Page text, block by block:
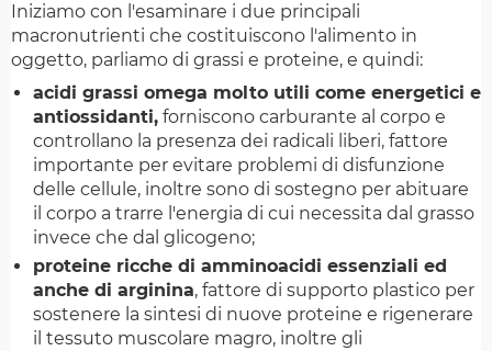
Iniziamo con l'esaminare i due principali
macronutrienti che costituiscono l'alimento in
oggetto, parliamo di grassi e proteine, e quindi:
acidi grassi omega molto utili come energetici e
antiossidanti, forniscono carburante al corpo e
controllano la presenza dei radicali liberi, fattore
importante per evitare problemi di disfunzione
delle cellule, inoltre sono di sostegno per abituare
il corpo a trarre l'energia di cui necessita dal grasso
invece che dal glicogeno;
proteine ricche di amminoacidi essenziali ed
anche di arginina, fattore di supporto plastico per
sostenere la sintesi di nuove proteine e rigenerare
il tessuto muscolare magro, inoltre gli